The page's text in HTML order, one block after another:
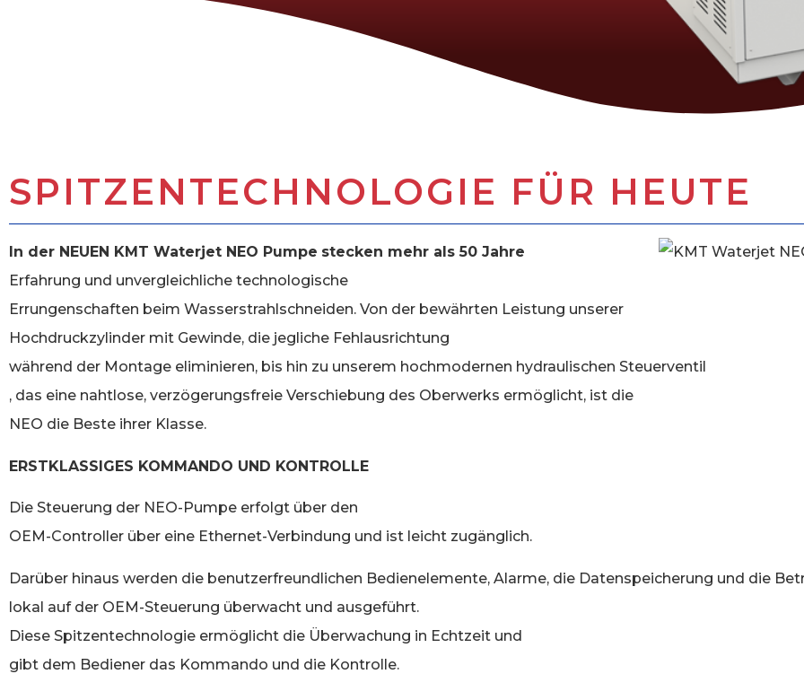
SPITZENTECHNOLOGIE FÜR HEUTE
In der NEUEN KMT Waterjet NEO Pumpe stecken mehr als 50 Jahre
Erfahrung und unvergleichliche technologische
Errungenschaften beim Wasserstrahlschneiden. Von der bewährten Leistung unserer
Hochdruckzylinder mit Gewinde, die jegliche Fehlausrichtung
während der Montage eliminieren, bis hin zu unserem hochmodernen hydraulischen Steuerventil
, das eine nahtlose, verzögerungsfreie Verschiebung des Oberwerks ermöglicht, ist die
NEO die Beste ihrer Klasse.
ERSTKLASSIGES KOMMANDO UND KONTROLLE
Die Steuerung der NEO-Pumpe erfolgt über den
OEM-Controller über eine Ethernet-Verbindung und ist leicht zugänglich.
Darüber hinaus werden die benutzerfreundlichen Bedienelemente, Alarme, die Datenspeicherung und die
lokal auf der OEM-Steuerung überwacht und ausgeführt.
Diese Spitzentechnologie ermöglicht die Überwachung in Echtzeit und
gibt dem Bediener das Kommando und die Kontrolle.